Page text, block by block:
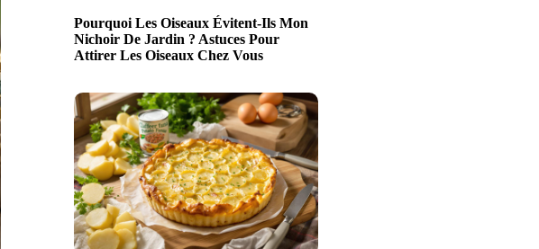
Pourquoi Les Oiseaux Évitent-Ils Mon
Nichoir De Jardin ? Astuces Pour
Attirer Les Oiseaux Chez Vous